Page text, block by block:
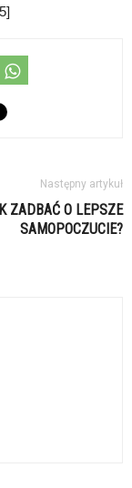
Następny artykuł
ZADBAĆ O LEPSZE
SAMOPOCZUCIE?